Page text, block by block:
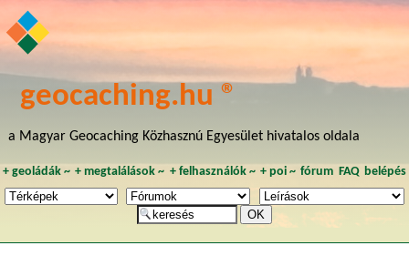
geocaching.hu ®
a Magyar Geocaching Közhasznú Egyesület hivatalos oldala
+ geoládák~ +megtalálások ~ + felhasználók~ + poi~ fórum FAQ belépés